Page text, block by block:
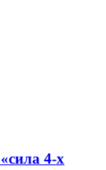
4-х